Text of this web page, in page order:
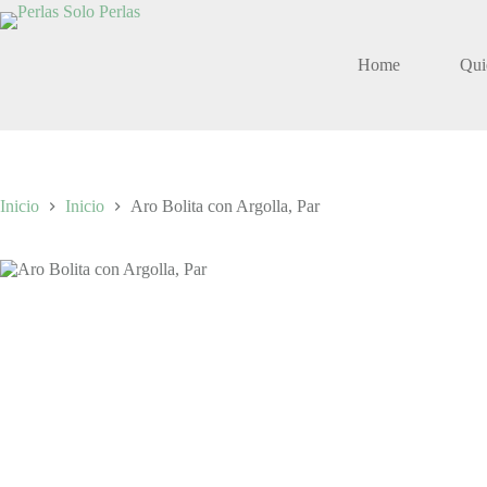
Saltar
al
Home
Inicio Inicio Aro Bolita con Argolla, Par